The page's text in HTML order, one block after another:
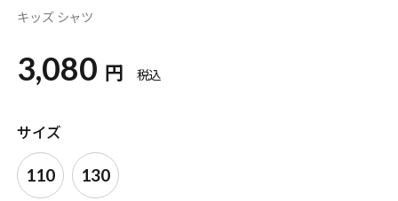
キッズ シャツ
3,080 円 税込
サイズ
110 130